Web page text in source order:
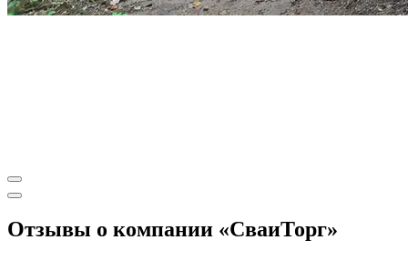
Отзывы о компании «СваиТорг»